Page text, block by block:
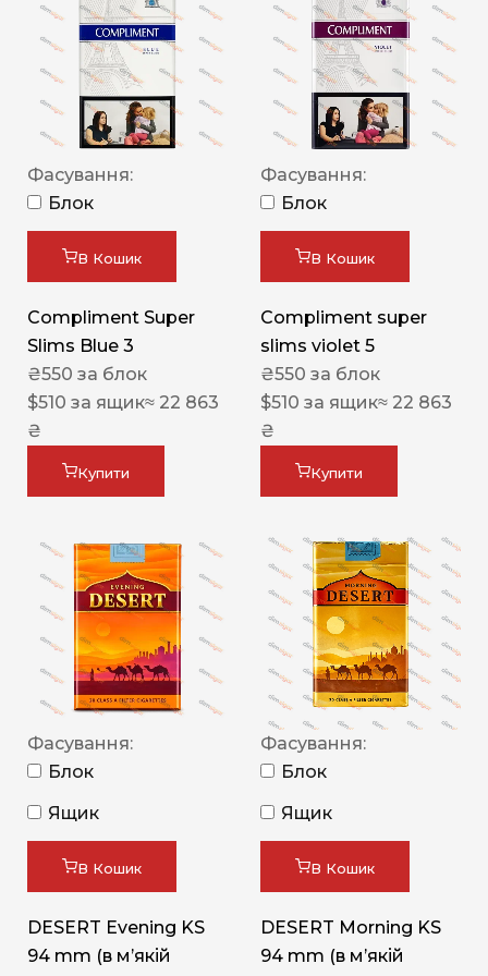
Фасування:
Блок
В Кошик
Compliment Super
Slims Blue 3
₴550 за блок
$510 за ящик≈ 22 863
₴
Купити
Фасування:
Блок
В Кошик
Compliment super
slims violet 5
₴550 за блок
$510 за ящик≈ 22 863
₴
Купити
Фасування:
Блок
Ящик
В Кошик
DESERT Evening KS
94 mm (в мʼякій
Фасування:
Блок
Ящик
В Кошик
DESERT Morning KS
94 mm (в мʼякій